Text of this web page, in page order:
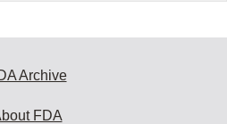
Archive
FDA